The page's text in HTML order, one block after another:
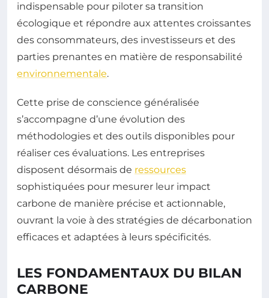
indispensable pour piloter sa transition
écologique et répondre aux attentes croissantes
des consommateurs, des investisseurs et des
parties prenantes en matière de responsabilité
environnementale.
Cette prise de conscience généralisée
s’accompagne d’une évolution des
méthodologies et des outils disponibles pour
réaliser ces évaluations. Les entreprises
disposent désormais de ressources
sophistiquées pour mesurer leur impact
carbone de manière précise et actionnable,
ouvrant la voie à des stratégies de décarbonation
efficaces et adaptées à leurs spécificités.
LES FONDAMENTAUX DU BILAN
CARBONE